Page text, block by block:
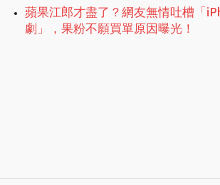
蘋果江郎才盡了？網友無情吐槽「
劇」，果粉不願買單原因曝光！